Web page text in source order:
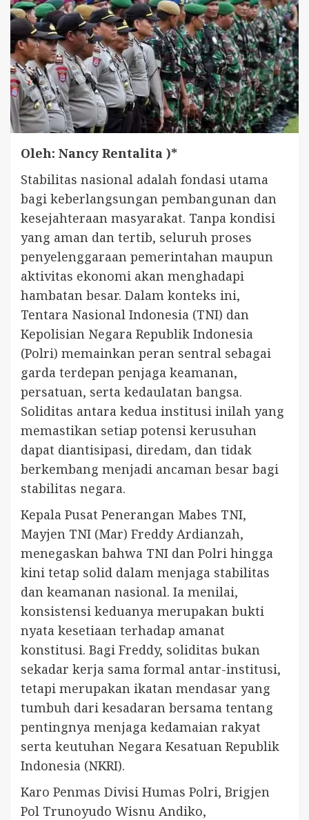
Oleh: Nancy Rentalita )*
Stabilitas nasional adalah fondasi utama
bagi keberlangsungan pembangunan dan
kesejahteraan masyarakat. Tanpa kondisi
yang aman dan tertib, seluruh proses
penyelenggaraan pemerintahan maupun
aktivitas ekonomi akan menghadapi
hambatan besar. Dalam konteks ini,
Tentara Nasional Indonesia (TNI) dan
Kepolisian Negara Republik Indonesia
(Polri) memainkan peran sentral sebagai
garda terdepan penjaga keamanan,
persatuan, serta kedaulatan bangsa.
Soliditas antara kedua institusi inilah yang
memastikan setiap potensi kerusuhan
dapat diantisipasi, diredam, dan tidak
berkembang menjadi ancaman besar bagi
stabilitas negara.
Kepala Pusat Penerangan Mabes TNI,
Mayjen TNI (Mar) Freddy Ardianzah,
menegaskan bahwa TNI dan Polri hingga
kini tetap solid dalam menjaga stabilitas
dan keamanan nasional. Ia menilai,
konsistensi keduanya merupakan bukti
nyata kesetiaan terhadap amanat
konstitusi. Bagi Freddy, soliditas bukan
sekadar kerja sama formal antar-institusi,
tetapi merupakan ikatan mendasar yang
tumbuh dari kesadaran bersama tentang
pentingnya menjaga kedamaian rakyat
serta keutuhan Negara Kesatuan Republik
Indonesia (NKRI).
Karo Penmas Divisi Humas Polri, Brigjen
Pol Trunoyudo Wisnu Andiko,